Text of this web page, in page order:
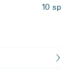
10 sp